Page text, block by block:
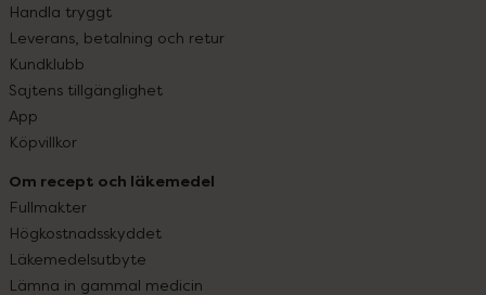
Handla tryggt
Leverans, betalning och retur
Kundklubb
Sajtens tillgänglighet
App
Köpvillkor
Om recept och läkemedel
Fullmakter
Högkostnadsskyddet
Läkemedelsutbyte
Lämna in gammal medicin